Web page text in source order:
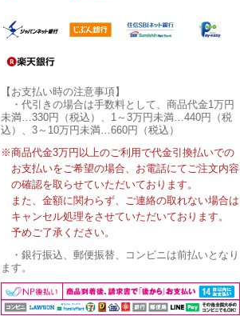
【お支払い時の注意事項】
・代引きの場合は手数料として、商品代金1万円
未満…330円（税込）、1～3万円未満…440円（税
込）、3～10万円未満…660円（税込）
※商品代金3万円以上のご利用で代金引換払いでの
お支払いをご希望の場合、お電話にてご注文内容
の確認を取らせていただいております。
また、金額に関わらず、ご連絡の取れない場合は
キャンセル処理をさせていただいております。
予めご了承ください。
・銀行振込、郵便振替、コンビニは前払いとなり
ます。